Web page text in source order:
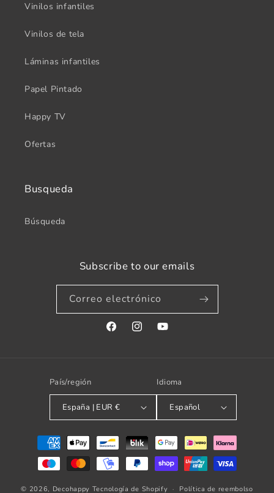
Vinilos infantiles
Vinilos de tela
Láminas infantiles
Papel Pintado
Happy TV
Ofertas
Busqueda
Búsqueda
Subscribe to our emails
Correo electrónico
FacebookInstagramYouTube
País/región
España | EUR €
Idioma
Español
Formas
pago
© 2026, Decohappy Tecnología de Shopify Política de reembolso